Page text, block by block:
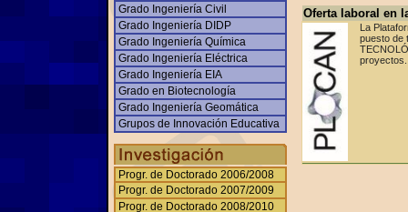
Grado Ingeniería Civil
Grado Ingeniería DIDP
Grado Ingeniería Química
Grado Ingeniería Eléctrica
Grado Ingeniería EIA
Grado en Biotecnología
Grado Ingeniería Geomática
Grupos de Innovación Educativa
Progr. de Doctorado 2006/2008
Progr. de Doctorado 2007/2009
Progr. de Doctorado 2008/2010
Oferta laboral en
La
puesto de
proyectos.